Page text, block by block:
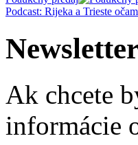
Podcast: Rijeka a Trieste
Ak chcete
informácie